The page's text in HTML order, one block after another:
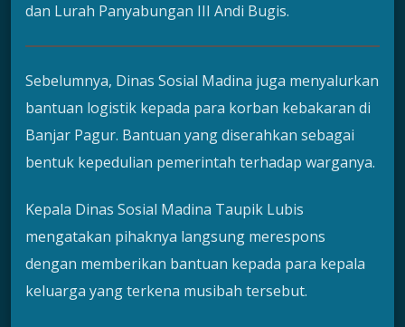
dan Lurah Panyabungan III Andi Bugis.
Sebelumnya, Dinas Sosial Madina juga menyalurkan
bantuan logistik kepada para korban kebakaran di
Banjar Pagur. Bantuan yang diserahkan sebagai
bentuk kepedulian pemerintah terhadap warganya.
Kepala Dinas Sosial Madina Taupik Lubis
mengatakan pihaknya langsung merespons
dengan memberikan bantuan kepada para kepala
keluarga yang terkena musibah tersebut.